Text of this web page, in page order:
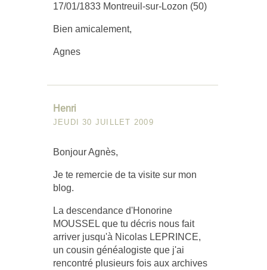
17/01/1833 Montreuil-sur-Lozon (50)
Bien amicalement,
Agnes
Henri
JEUDI 30 JUILLET 2009
Bonjour Agnès,
Je te remercie de ta visite sur mon
blog.
La descendance d'Honorine
MOUSSEL que tu décris nous fait
arriver jusqu'à Nicolas LEPRINCE,
un cousin généalogiste que j'ai
rencontré plusieurs fois aux archives